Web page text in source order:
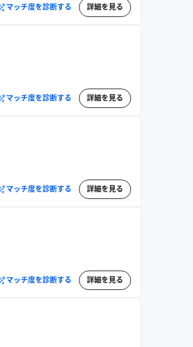
マッチ度を診断する 詳細を見る
マッチ度を診断する 詳細を見る
マッチ度を診断する 詳細を見る
マッチ度を診断する 詳細を見る